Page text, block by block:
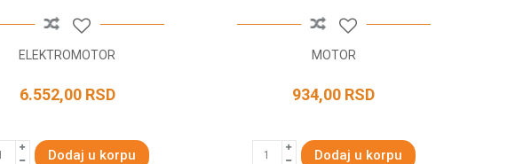
ELEKTROMOTOR
6.552,00 RSD
Dodaj u korpu
MOTOR
934,00 RSD
Dodaj u korpu